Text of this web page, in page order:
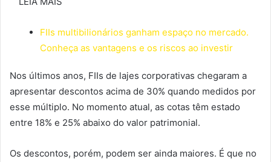
FIIs multibilionários ganham espaço no mercado.
Conheça as vantagens e os riscos ao investir
Nos últimos anos, FIIs de lajes corporativas chegaram a
apresentar descontos acima de 30% quando medidos por
esse múltiplo. No momento atual, as cotas têm estado
entre 18% e 25% abaixo do valor patrimonial.
Os descontos, porém, podem ser ainda maiores. É que no